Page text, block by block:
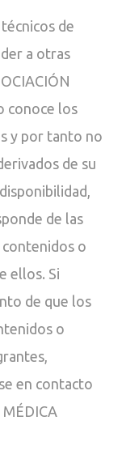
de
a otras
conoce los
y por tanto no
de su
de las
o
ellos. Si
de que los
o
en contacto